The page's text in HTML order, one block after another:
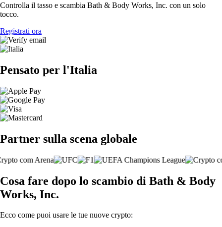
Controlla il tasso e scambia Bath & Body Works, Inc. con un solo
tocco.
Registrati ora
Pensato per l'Italia
Partner sulla scena globale
Cosa fare dopo lo scambio di Bath & Body
Works, Inc.
Ecco come puoi usare le tue nuove crypto: